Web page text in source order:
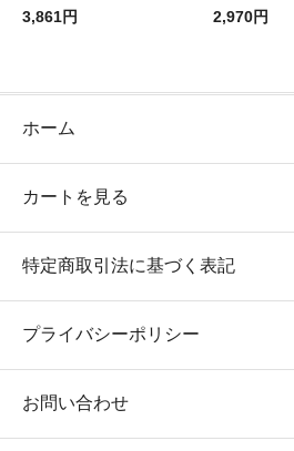
3,861円
2,970円
ホーム
カートを見る
特定商取引法に基づく表記
プライバシーポリシー
お問い合わせ